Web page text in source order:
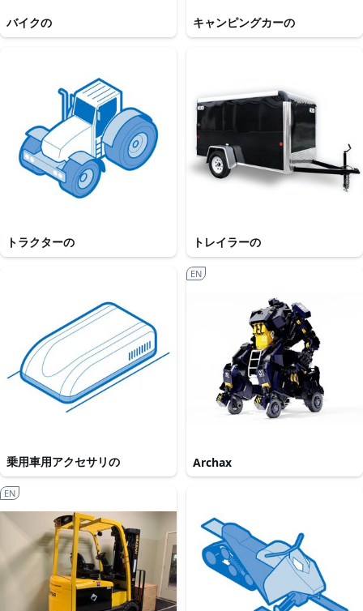
バイクの キャンピングカーの
トラクターの トレイラーの
乗用車用アクセサリの Archax
EN
EN